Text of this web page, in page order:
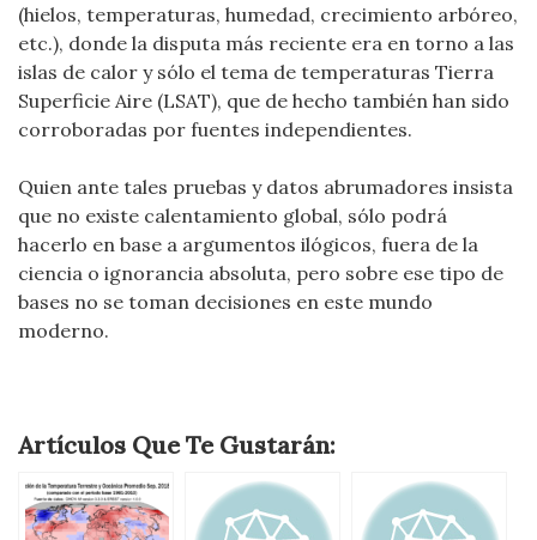
(hielos, temperaturas, humedad, crecimiento arbóreo,
etc.), donde la disputa más reciente era en torno a las
islas de calor y sólo el tema de temperaturas Tierra
Superficie Aire (LSAT), que de hecho también han sido
corroboradas por fuentes independientes.
Quien ante tales pruebas y datos abrumadores insista
que no existe calentamiento global, sólo podrá
hacerlo en base a argumentos ilógicos, fuera de la
ciencia o ignorancia absoluta, pero sobre ese tipo de
bases no se toman decisiones en este mundo
moderno.
Artículos Que Te Gustarán: